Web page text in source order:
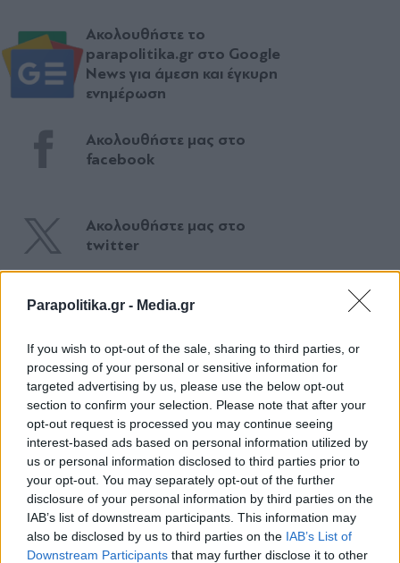
Parapolitika.gr - Media.gr
If you wish to opt-out of the sale, sharing to third parties, or
processing of your personal or sensitive information for
targeted advertising by us, please use the below opt-out
section to confirm your selection. Please note that after your
opt-out request is processed you may continue seeing
interest-based ads based on personal information utilized by
us or personal information disclosed to third parties prior to
your opt-out. You may separately opt-out of the further
disclosure of your personal information by third parties on the
IAB’s list of downstream participants. This information may
also be disclosed by us to third parties on the IAB’s List of
Downstream Participants that may further disclose it to other
Ακολουθήστε το
parapolitika.gr στο Google
News για άμεση και έγκυρη
ενημέρωση
Ακολουθήστε μας στο
facebook
Ακολουθήστε μας στο
twitter
Εγγραφή στο newsletter